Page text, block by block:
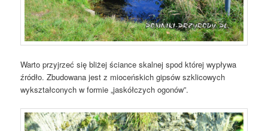
Warto przyjrzeć się bliżej ściance skalnej spod której wypływa
źródło. Zbudowana jest z mioceńskich gipsów szklicowych
wykształconych w formie „jaskółczych ogonów”.